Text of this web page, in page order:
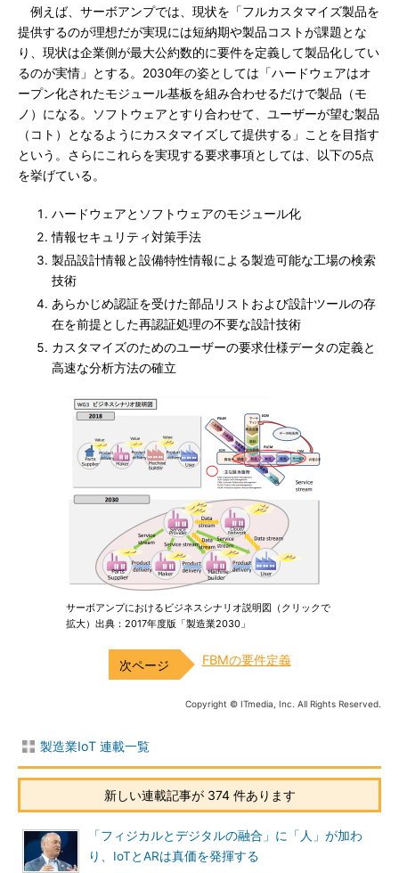
例えば、サーボアンプでは、現状を「フルカスタマイズ製品を
提供するのが理想だが実現には短納期や製品コストが課題とな
り、現状は企業側が最大公約数的に要件を定義して製品化してい
るのが実情」とする。2030年の姿としては「ハードウェアはオ
ープン化されたモジュール基板を組み合わせるだけで製品（モ
ノ）になる。ソフトウェアとすり合わせて、ユーザーが望む製品
（コト）となるようにカスタマイズして提供する」ことを目指す
という。さらにこれらを実現する要求事項としては、以下の5点
を挙げている。
ハードウェアとソフトウェアのモジュール化
情報セキュリティ対策手法
製品設計情報と設備特性情報による製造可能な工場の検索
技術
あらかじめ認証を受けた部品リストおよび設計ツールの存
在を前提とした再認証処理の不要な設計技術
カスタマイズのためのユーザーの要求仕様データの定義と
高速な分析方法の確立
サーボアンプにおけるビジネスシナリオ説明図（クリックで
拡大）出典：2017年度版「製造業2030」
FBMの要件定義
Copyright © ITmedia, Inc. All Rights Reserved.
製造業IoT 連載一覧
新しい連載記事が 374 件あります
「フィジカルとデジタルの融合」に「人」が加わ
り、IoTとARは真価を発揮する